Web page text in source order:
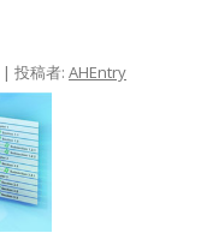
| 投稿者: AHEntry